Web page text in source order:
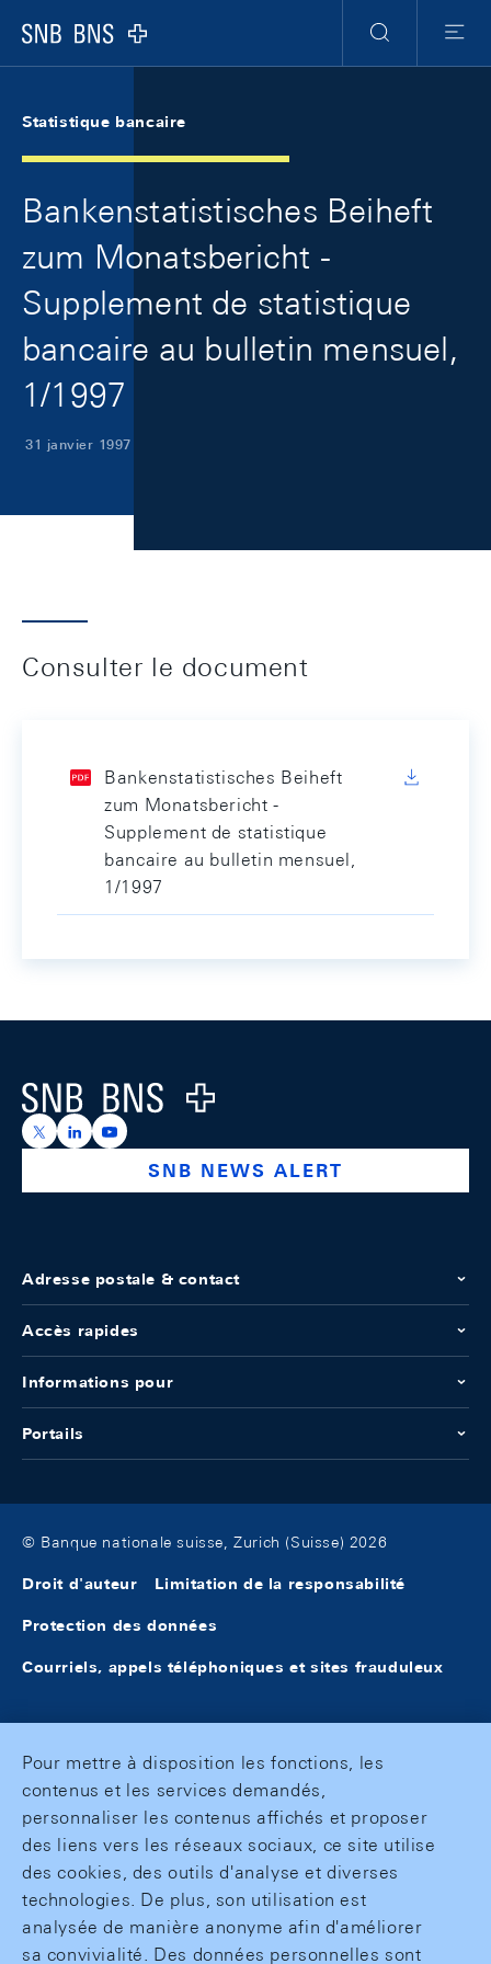
Logo
RechercheMenu
Statistique bancaire
Bankenstatistisches Beiheft
zum Monatsbericht -
Supplement de statistique
bancaire au bulletin mensuel,
1/1997
31 janvier 1997
Consulter le document
Bankenstatistisches Beiheft
zum Monatsbericht -
Supplement de statistique
bancaire au bulletin mensuel,
1/1997
Logo
https://x.com/snb_bns
https://ch.linkedin.com/company/swiss-national-
https://www.youtube.com/@swissnationalbank
SNB NEWS ALERT
Adresse postale & contact
Accès rapides
Informations pour
Portails
© Banque nationale suisse, Zurich (Suisse) 2026
Droit d'auteur Limitation de la responsabilité
Protection des données
Courriels, appels téléphoniques et sites frauduleux
Pour mettre à disposition les fonctions, les
contenus et les services demandés,
personnaliser les contenus affichés et proposer
des liens vers les réseaux sociaux, ce site utilise
des cookies, des outils d'analyse et diverses
technologies. De plus, son utilisation est
analysée de manière anonyme afin d'améliorer
sa convivialité. Des données personnelles sont